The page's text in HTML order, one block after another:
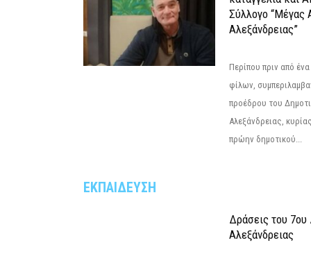
Σύλλογο “Μέγας
Αλεξάνδρειας”
Περίπου πριν από
φίλων,
προέδρου του
Αλεξάνδρειας,
πρώην δημοτικού...
ΕΚΠΑΙΔΕΥΣΗ
Δράσεις του 7ου
Αλεξάνδρειας